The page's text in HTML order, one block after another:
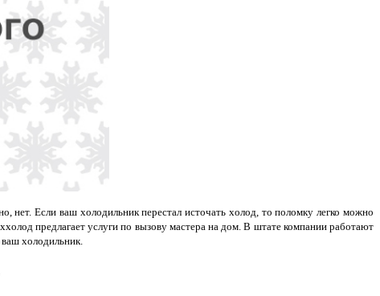
нет. Если ваш холодильник перестал источать холод, то поломку легко можно
предлагает услуги по вызову мастера на дом. В штате компании работают
холодильник.